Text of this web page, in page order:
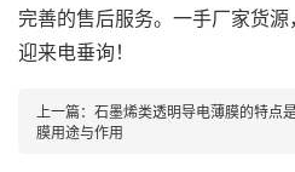
完善的售后服务。一手厂家货
迎来电垂询！
上一篇：石墨烯类透明导电薄膜的特点
膜用途与作用